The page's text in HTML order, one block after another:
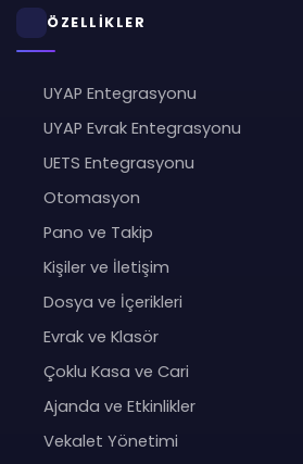
ÖZELLİKLER
UYAP Entegrasyonu
UYAP Evrak Entegrasyonu
UETS Entegrasyonu
Otomasyon
Pano ve Takip
Kişiler ve İletişim
Dosya ve İçerikleri
Evrak ve Klasör
Çoklu Kasa ve Cari
Ajanda ve Etkinlikler
Vekalet Yönetimi